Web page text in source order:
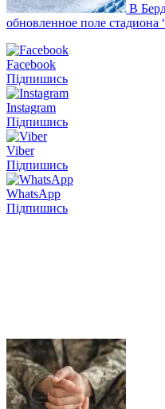
В
обновленное поле стадиона
Facebook
Підпишись
Instagram
Підпишись
Viber
Підпишись
WhatsApp
Підпишись